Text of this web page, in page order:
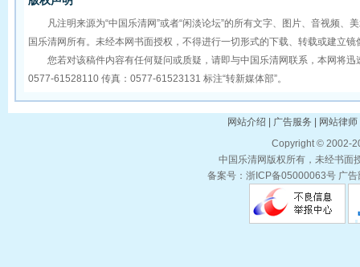
凡注明来源为“中国乐清网”或者“闲淡论坛”的所有文字、图片、音视频、
国乐清网所有。未经本网书面授权，不得进行一切形式的下载、转载或建立镜
您若对该稿件内容有任何疑问或质疑，请即与中国乐清网联系，本网将迅
0577-61528110 传真：0577-61523131 标注“转新媒体部”。
网站介绍 | 广告服务 | 网站律
Copyright © 2002-
中国乐清网版权所有，未经书面
备案号：浙ICP备05000063号 广